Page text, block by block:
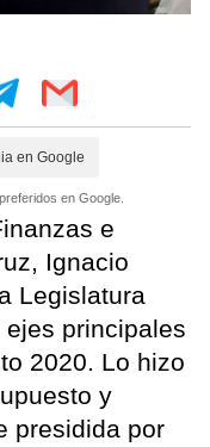
en Google
en Google.
e
Ignacio
Legislatura
principales
2020. Lo hizo
y
presidida por